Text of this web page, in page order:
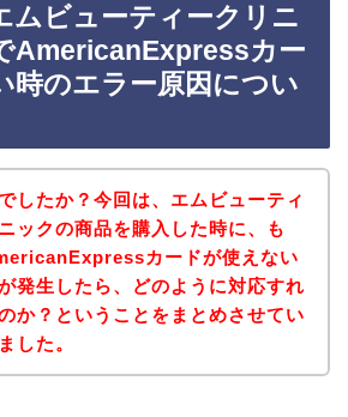
ムビューティークリニ
AmericanExpressカー
時のエラー原因につい
したか？今回は、エムビューティ
ックの商品を購入した時に、も
カードが使えない
発生したら、どのように対応すれ
か？ということをまとめさせてい
した。